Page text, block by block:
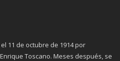
11 de octubre de 1914 por
Toscano. Meses después, se